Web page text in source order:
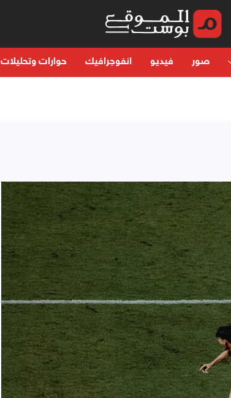
صور فيديو انفوجرافيك حوارات وتحليلات